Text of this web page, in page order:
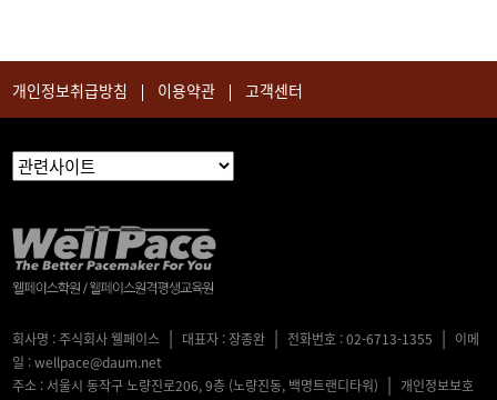
개인정보취급방침 이용약관 고객센터
회사명 : 주식회사 웰페이스 | 대표자 : 장종완 | 전화번호 : 02-6713-1355 | 이메
일 : wellpace@daum.net
주소 : 서울시 동작구 노량진로206, 9층 (노량진동, 백명트랜디타워) | 개인정보보호